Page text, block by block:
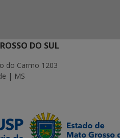
DO SUL
do Carmo 1203
| MS